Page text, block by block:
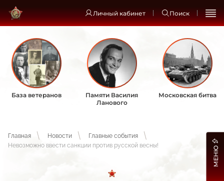
Личный кабинет Поиск
База ветеранов
Памяти Василия
Ланового
Московская битва
Главная Новости
Главные события
Невозможно ввести санкции против русской весны!
МЕНЮ